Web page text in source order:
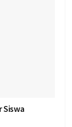
Siswa